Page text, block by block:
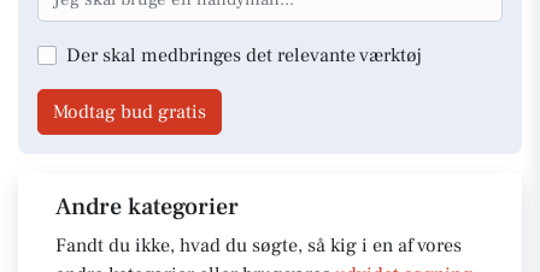
Der skal medbringes det relevante værktøj
Modtag bud gratis
Andre kategorier
Fandt du ikke, hvad du søgte, så kig i en af vores